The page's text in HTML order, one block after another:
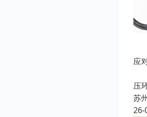
应
压
苏
26-